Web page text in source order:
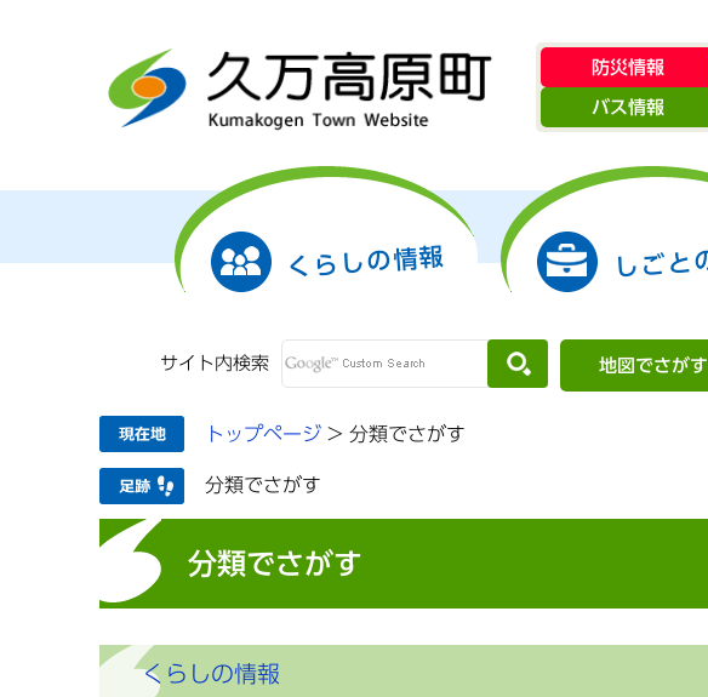
防災情報
バス情報
くらしの情報 しごと
サイト内検索 地図でさがす
トップページ > 分類でさがす
分類でさがす
分類でさがす
くらしの情報